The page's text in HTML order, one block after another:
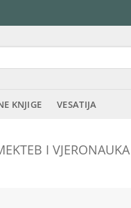
KNJIGE VESATIJA
I VJERONAUKA